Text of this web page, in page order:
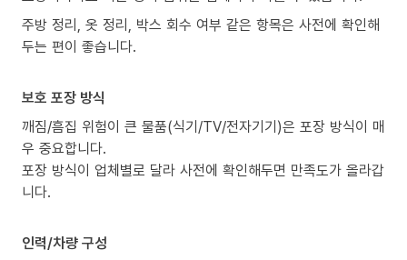
주방 정리, 옷 정리, 박스 회수 여부 같은 항목은 사전에 확인해
두는 편이 좋습니다.
보호 포장 방식
깨짐/흠집 위험이 큰 물품(식기/TV/전자기기)은 포장 방식이 매
우 중요합니다.
포장 방식이 업체별로 달라 사전에 확인해두면 만족도가 올라갑
니다.
인력/차량 구성